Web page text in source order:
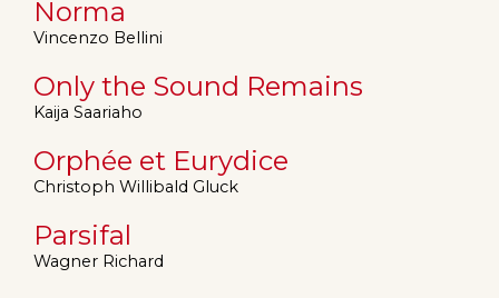
Norma
Vincenzo Bellini
Only the Sound Remains
Kaija Saariaho
Orphée et Eurydice
Christoph Willibald Gluck
Parsifal
Wagner Richard